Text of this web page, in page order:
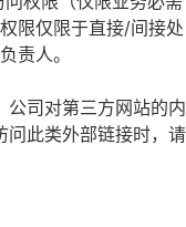
限仅限于直接/间接处
责人。
公司对第三方网站的内
问此类外部链接时，请